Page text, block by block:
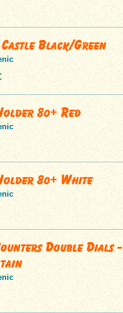
Castle Black/Green
80+ Red
80+ White
Double Dials -